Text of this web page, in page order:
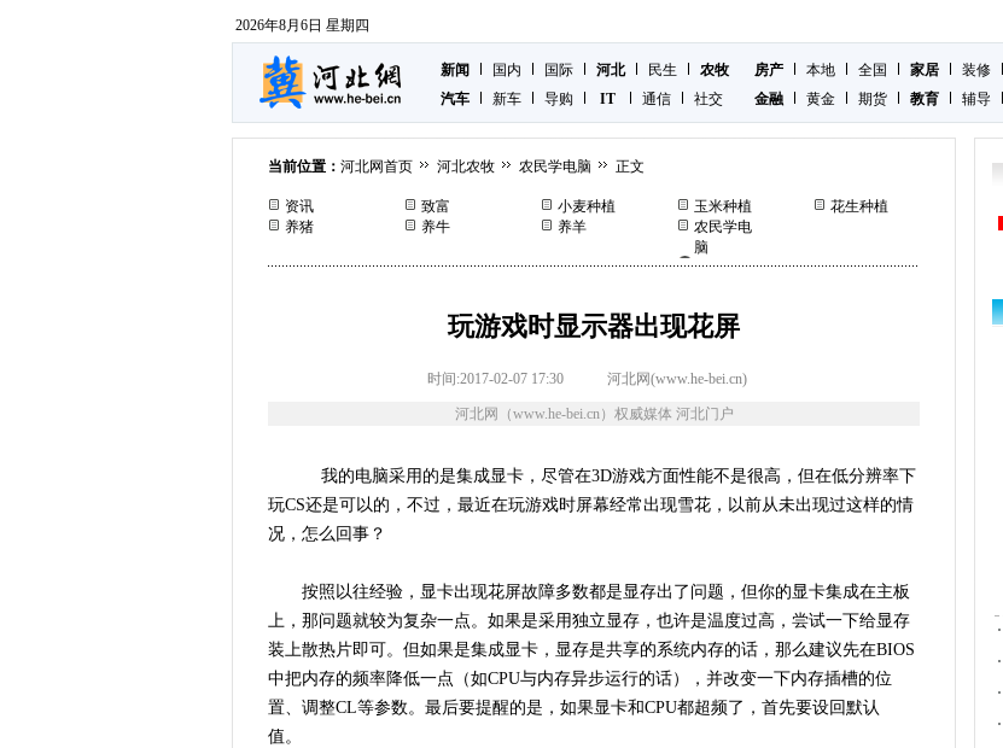
2026年8月6日 星期四
新闻 国内 国际 河北 民生
农牧
汽车
新车 导购 IT 通信 社交
房产 本地 全国 家居 装修
金融
黄金 期货 教育 辅导
当前位置： 河北网首页 河北农牧 农民学电脑 正文
资讯 致富 小麦种植 玉米种植
花生种植
养猪
养牛 养羊
农民学电
脑
玩游戏时显示器出现花屏
时间:2017-02-07 17:30 河北网(www.he-bei.cn)
河北网（www.he-bei.cn）权威媒体 河北门户
我的电脑采用的是集成显卡，尽管在3D游戏方面性能不是很高，但在低分辨率下
玩CS还是可以的，不过，最近在玩游戏时屏幕经常出现雪花，以前从未出现过这样的情
况，怎么回事？
按照以往经验，显卡出现花屏故障多数都是显存出了问题，但你的显卡集成在主板
上，那问题就较为复杂一点。如果是采用独立显存，也许是温度过高，尝试一下给显存
装上散热片即可。但如果是集成显卡，显存是共享的系统内存的话，那么建议先在BIOS
中把内存的频率降低一点（如CPU与内存异步运行的话），并改变一下内存插槽的位
置、调整CL等参数。最后要提醒的是，如果显卡和CPU都超频了，首先要设回默认
值。